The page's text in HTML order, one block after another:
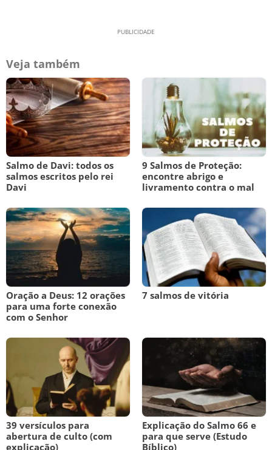
Veja também
Salmo de Davi: todos os
salmos escritos pelo rei
Davi
9 Salmos de Proteção:
encontre abrigo e
livramento contra o mal
Oração a Deus: 12 orações
para uma forte conexão
com o Senhor
7 salmos de vitória
39 versículos para
abertura de culto (com
explicação)
Explicação do Salmo 66 e
para que serve (Estudo
Bíblico)